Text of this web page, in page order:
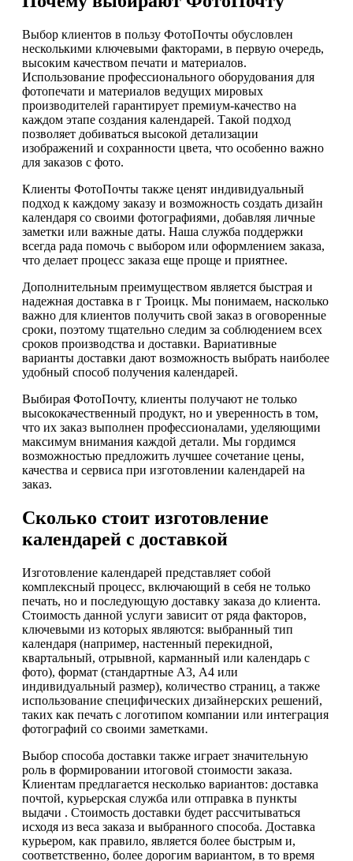
Выбор клиентов в пользу ФотоПочты обусловлен
несколькими ключевыми факторами, в первую очередь,
высоким качеством печати и материалов.
Использование профессионального оборудования для
фотопечати и материалов ведущих мировых
производителей гарантирует премиум-качество на
каждом этапе создания календарей. Такой подход
позволяет добиваться высокой детализации
изображений и сохранности цвета, что особенно важно
для заказов с фото.
Клиенты ФотоПочты также ценят индивидуальный
подход к каждому заказу и возможность создать дизайн
календаря со своими фотографиями, добавляя личные
заметки или важные даты. Наша служба поддержки
всегда рада помочь с выбором или оформлением заказа,
что делает процесс заказа еще проще и приятнее.
Дополнительным преимуществом является быстрая и
надежная доставка в г Троицк. Мы понимаем, насколько
важно для клиентов получить свой заказ в оговоренные
сроки, поэтому тщательно следим за соблюдением всех
сроков производства и доставки. Вариативные
варианты доставки дают возможность выбрать наиболее
удобный способ получения календарей.
Выбирая ФотоПочту, клиенты получают не только
высококачественный продукт, но и уверенность в том,
что их заказ выполнен профессионалами, уделяющими
максимум внимания каждой детали. Мы гордимся
возможностью предложить лучшее сочетание цены,
качества и сервиса при изготовлении календарей на
заказ.
Сколько стоит изготовление
календарей с доставкой
Изготовление календарей представляет собой
комплексный процесс, включающий в себя не только
печать, но и последующую доставку заказа до клиента.
Стоимость данной услуги зависит от ряда факторов,
ключевыми из которых являются: выбранный тип
календаря (например, настенный перекидной,
квартальный, отрывной, карманный или календарь с
фото), формат (стандартные А3, А4 или
индивидуальный размер), количество страниц, а также
использование специфических дизайнерских решений,
таких как печать с логотипом компании или интеграция
фотографий со своими заметками.
Выбор способа доставки также играет значительную
роль в формировании итоговой стоимости заказа.
Клиентам предлагается несколько вариантов: доставка
почтой, курьерская служба или отправка в пункты
выдачи . Стоимость доставки будет рассчитываться
исходя из веса заказа и выбранного способа. Доставка
курьером, как правило, является более быстрым и,
соответственно, более дорогим вариантом, в то время